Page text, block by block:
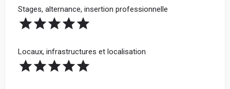
Stages, alternance, insertion professionnelle
Locaux, infrastructures et localisation